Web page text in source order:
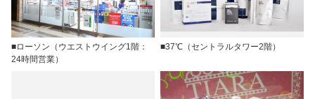
■ローソン（ウエストウイング1階：
24時間営業）
■37℃（セントラルタワー2階）